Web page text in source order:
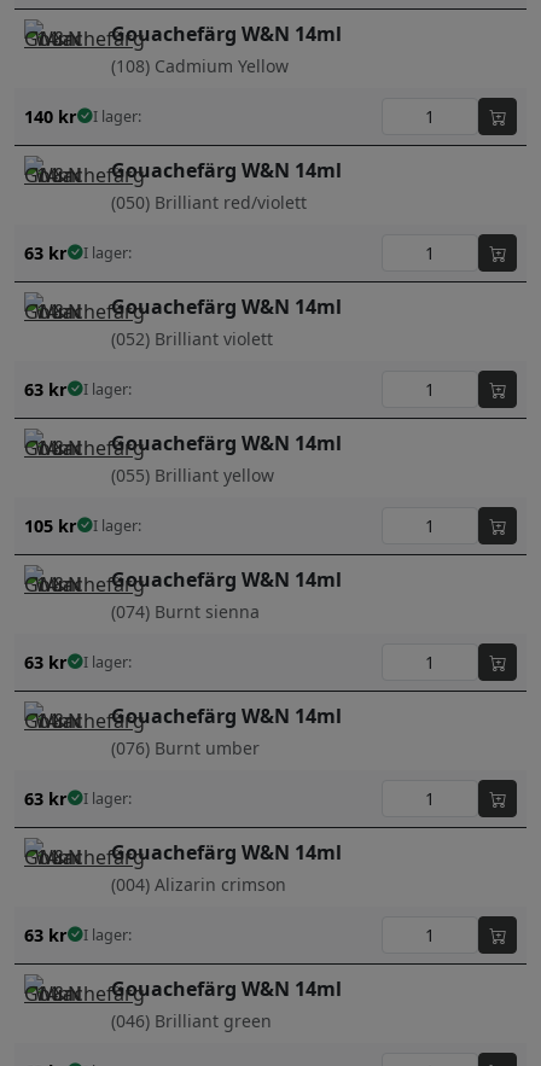
Gouachefärg W&N 14ml
(108) Cadmium Yellow
140 kr I lager:
Gouachefärg W&N 14ml
(050) Brilliant red/violett
63 kr I lager:
Gouachefärg W&N 14ml
(052) Brilliant violett
63 kr I lager:
Gouachefärg W&N 14ml
(055) Brilliant yellow
105 kr I lager:
Gouachefärg W&N 14ml
(074) Burnt sienna
63 kr I lager:
Gouachefärg W&N 14ml
(076) Burnt umber
63 kr I lager:
Gouachefärg W&N 14ml
(004) Alizarin crimson
63 kr I lager:
Gouachefärg W&N 14ml
(046) Brilliant green